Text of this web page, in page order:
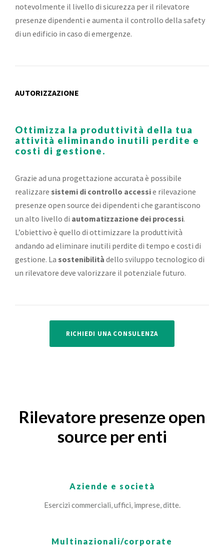
notevolmente il livello di sicurezza per il rilevatore
presenze dipendenti e aumenta il controllo della safety
di un edificio in caso di emergenze.
AUTORIZZAZIONE
Ottimizza la produttività della tua
attività eliminando inutili perdite e
costi di gestione.
Grazie ad una progettazione accurata è possibile
realizzare sistemi di controllo accessie rilevazione
presenze open source dei dipendenti che garantiscono
un alto livello di automatizzazione dei processi.
L’obiettivo è quello di ottimizzare la produttività
andando ad eliminare inutili perdite di tempo e costi di
gestione. La sostenibilità dello sviluppo tecnologico di
un rilevatore deve valorizzare il potenziale futuro.
RICHIEDI UNA CONSULENZA
Rilevatore presenze open
source per enti
Aziende e società
Esercizi commerciali, uffici, imprese, ditte.
Multinazionali/corporate